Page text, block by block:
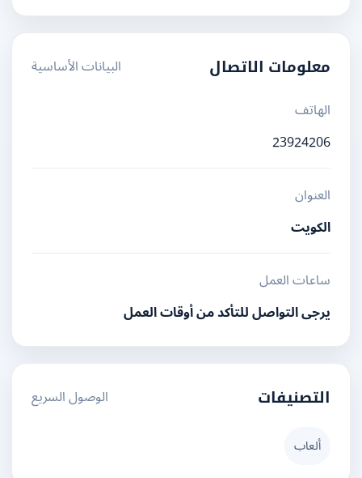
معلومات الاتصال
البيانات الأساسية
الهاتف
23924206
العنوان
الكويت
ساعات العمل
يرجى التواصل للتأكد من أوقات العمل
التصنيفات الوصول السريع